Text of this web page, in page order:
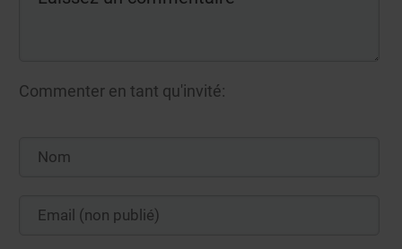
Commenter en tant qu'invité: